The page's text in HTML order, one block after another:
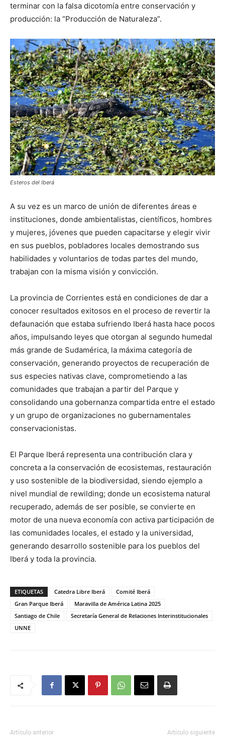
terminar con la falsa dicotomía entre conservación y
producción: la “Producción de Naturaleza”.
Esteros del Iberá
A su vez es un marco de unión de diferentes áreas e
instituciones, donde ambientalistas, científicos, hombres
y mujeres, jóvenes que pueden capacitarse y elegir vivir
en sus pueblos, pobladores locales demostrando sus
habilidades y voluntarios de todas partes del mundo,
trabajan con la misma visión y convicción.
La provincia de Corrientes está en condiciones de dar a
conocer resultados exitosos en el proceso de revertir la
defaunación que estaba sufriendo Iberá hasta hace pocos
años, impulsando leyes que otorgan al segundo humedal
más grande de Sudamérica, la máxima categoría de
conservación, generando proyectos de recuperación de
sus especies nativas clave, comprometiendo a las
comunidades que trabajan a partir del Parque y
consolidando una gobernanza compartida entre el estado
y un grupo de organizaciones no gubernamentales
conservacionistas.
El Parque Iberá representa una contribución clara y
concreta a la conservación de ecosistemas, restauración
y uso sostenible de la biodiversidad, siendo ejemplo a
nivel mundial de rewilding; donde un ecosistema natural
recuperado, además de ser posible, se convierte en
motor de una nueva economía con activa participación de
las comunidades locales, el estado y la universidad,
generando desarrollo sostenible para los pueblos del
Iberá y toda la provincia.
ETIQUETAS Catedra Libre Iberá
Comité Iberá
Gran Parque Iberá
Maravilla de América Latina 2025
Santiago de Chile
Secretaría General de Relaciones Interinstitucionales
UNNE
Artículo anterior Artículo siguiente